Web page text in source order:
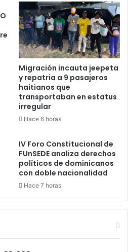
Migración incauta jeepeta
y repatria a 9 pasajeros
haitianos que
transportaban en estatus
irregular
Hace 6 horas
IV Foro Constitucional de
FUnSEDE analiza derechos
políticos de dominicanos
con doble nacionalidad
Hace 7 horas